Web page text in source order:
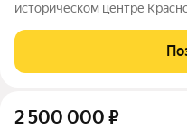
историческом центре
наслаждаясь всеми его
(целых 3,3 метра!)
2 500 000 ₽